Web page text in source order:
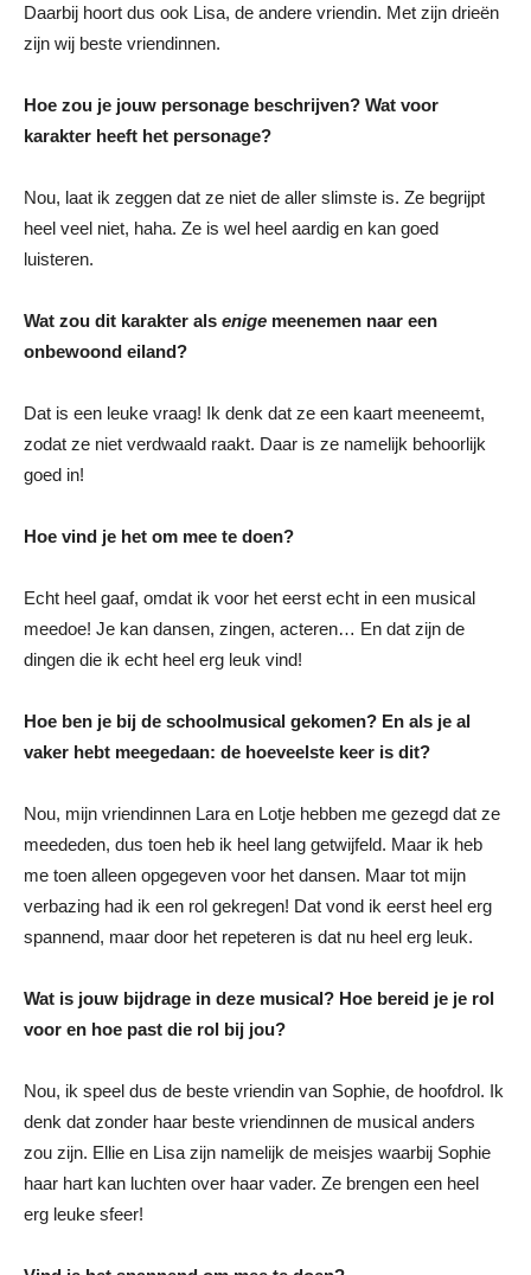
Daarbij hoort dus ook Lisa, de andere vriendin. Met zijn drieën
zijn wij beste vriendinnen.
Hoe zou je jouw personage beschrijven? Wat voor
karakter heeft het personage?
Nou, laat ik zeggen dat ze niet de aller slimste is. Ze begrijpt
heel veel niet, haha. Ze is wel heel aardig en kan goed
luisteren.
Wat zou dit karakter als enige meenemen naar een
onbewoond eiland?
Dat is een leuke vraag! Ik denk dat ze een kaart meeneemt,
zodat ze niet verdwaald raakt. Daar is ze namelijk behoorlijk
goed in!
Hoe vind je het om mee te doen?
Echt heel gaaf, omdat ik voor het eerst echt in een musical
meedoe! Je kan dansen, zingen, acteren… En dat zijn de
dingen die ik echt heel erg leuk vind!
Hoe ben je bij de schoolmusical gekomen? En als je al
vaker hebt meegedaan: de hoeveelste keer is dit?
Nou, mijn vriendinnen Lara en Lotje hebben me gezegd dat ze
meededen, dus toen heb ik heel lang getwijfeld. Maar ik heb
me toen alleen opgegeven voor het dansen. Maar tot mijn
verbazing had ik een rol gekregen! Dat vond ik eerst heel erg
spannend, maar door het repeteren is dat nu heel erg leuk.
Wat is jouw bijdrage in deze musical? Hoe bereid je je rol
voor en hoe past die rol bij jou?
Nou, ik speel dus de beste vriendin van Sophie, de hoofdrol. Ik
denk dat zonder haar beste vriendinnen de musical anders
zou zijn. Ellie en Lisa zijn namelijk de meisjes waarbij Sophie
haar hart kan luchten over haar vader. Ze brengen een heel
erg leuke sfeer!